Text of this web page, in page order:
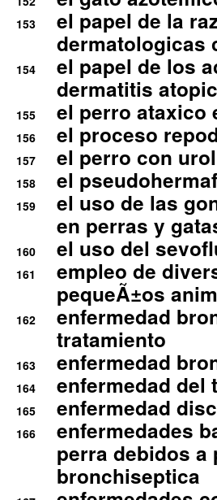
153
el papel de la
dermatologicas
154
el papel de los
dermatitis
155 el perro ataxico
156 el proceso
157 el perro con
158 el
159
el uso de las
en perras y
160 el uso del
161
empleo de
pequeÃ±os
162
enfermedad
tratamiento
163 enfermedad
164 enfermedad
165 enfermedad
166
enfermedades
perra debidos a
bronchiseptica